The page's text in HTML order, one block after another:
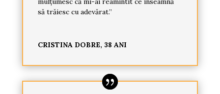
să trăiesc cu adevărat.”
CRISTINA DOBRE, 38 ANI